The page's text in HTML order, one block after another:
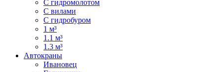
С гидромолотом
С вилами
С гидробуром
1 м³
1.1 м³
1.3 м³
Автокраны
Ивановец